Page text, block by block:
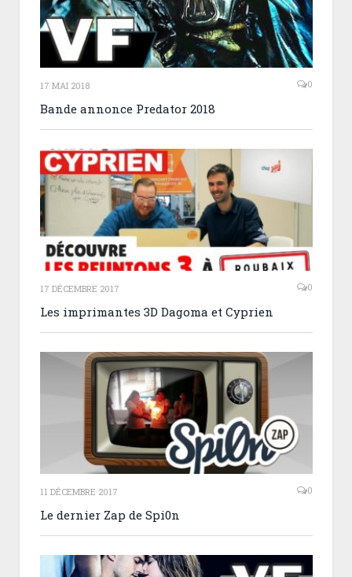
17 MAI 2018 0
Bande annonce Predator 2018
17 DÉCEMBRE 2017 0
Les imprimantes 3D Dagoma et Cyprien
11 DÉCEMBRE 2017 0
Le dernier Zap de Spi0n